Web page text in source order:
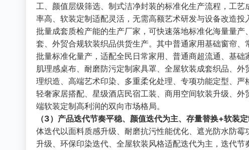
工、颜值层级筛选、制式洁净封装的标准化生产流程，工
率高、软装定制适配灵活，无需高额艺术研发与设备改造
批量成套质检产能的生产厂家，可快速落地标准化海量量
套、外贸合规软装织品供货生产。其中普通家用基础窗帘
批量标准化量产，适配全民日常家用、普通商超流通、基
肌理感桌布、耐磨防污定制家具罩、全屋软装成套织品、
理织造、高端艺术印染、多重柔化处理、专项功能定型、
轻奢家居搭配、星级酒店民宿工装、商用空间软装升级、
端软装定制高利润的双向市场格局。
（3）产品迭代节奏平稳、颜值迭代为主、存量替换+软装
体迭代以面料质感升级、耐磨抗污性能优化、遮光防水防
升级、环保印染迭代、全屋软装风格适配迭代为主，迭代